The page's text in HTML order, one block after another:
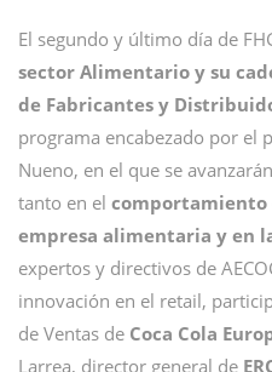
El segundo y último día de
sector Alimentario y su
de Fabricantes y
programa encabezado por el
Nueno, en el que se
tanto en el comportamiento
empresa alimentaria y en
expertos y directivos de
innovación en el retail,
de Ventas de Coca Cola
Larrea, director general de